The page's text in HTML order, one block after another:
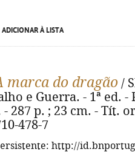
ADICIONAR À LISTA
marca do dragão /
e Guerra. - 1ª ed. -
- 287 p. ; 23 cm. - Tít.
478-7
http://